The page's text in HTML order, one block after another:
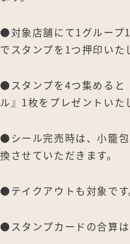
●対象店舗にて1グループ
でスタンプを1つ押印いた
●スタンプを4つ集めると
ル』1枚をプレゼントいた
●シール完売時は、小籠
換させていただきます。
●テイクアウトも対象です
●スタンプカードの合算は